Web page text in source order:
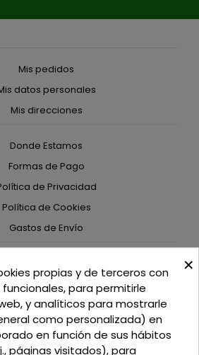
Mis pedidos
datos personales
Mis direcciones
Donde Estamos
Formas de Pago
de Privacidad
Política de Cookies
Gastos de Envío
Nº 7 - Local 1 - 45600
la Reina - Toledo - (España)
+34 925 82 02 19 o625 654 791
×
propias y de terceros con
para permitirle
y analíticos para mostrarle
como personalizada) en
en función de sus hábitos
páginas visitados), para